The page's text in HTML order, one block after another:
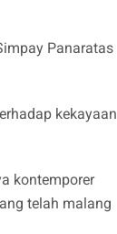
Panaratas
kekayaan
kontemporer
telah malang